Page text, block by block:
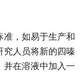
，如易于生产和
究人员将新的四嗪
并在溶液中加入一